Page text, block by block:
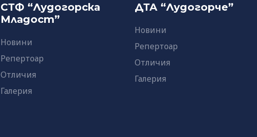
СТФ “Лудогорска
Младост”
Новини
Репертоар
Отличия
Галерия
ДТА “Лудогорче”
Новини
Репертоар
Отличия
Галерия